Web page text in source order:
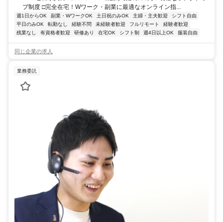
プ制度 □完全在宅！Wワーク・副業に最適なオンライン指...
週1日からOK 副業・WワークOK 土日祝のみOK 主婦・主夫歓迎
シフト自由
平日のみOK
転勤なし 経験不問 未経験者歓迎 フルリモート
経験者歓迎
残業なし
有資格者歓迎 研修あり 在宅OK シフト制 週4日以上OK 服装自由
同じ企業の求人
業務委託